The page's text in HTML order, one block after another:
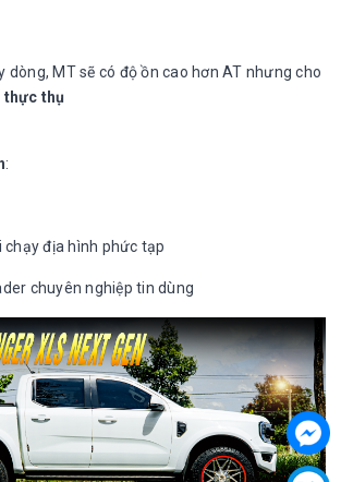
dòng, MT sẽ có độ ồn cao hơn AT nhưng cho
thụ
:
chạy địa hình phức tạp
chuyên nghiệp tin dùng